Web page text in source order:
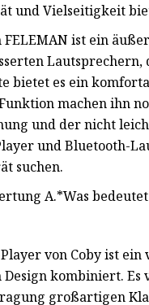
und Vielseitigkeit
ist ein
bietet es ein
machen ihn
und der nicht
und Bluetooth-
suchen.
A.*Was
von Coby ist
kombiniert.
großartigen